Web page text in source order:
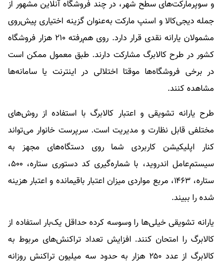
و سوپرمارکت‌های سطح شهر، در چند فروشگاه آنلاین مشهور از
جمله دیجی‌کالا و اسنپ مارکت به‌عنوان گزینه اختیاری پیش‌روی
مشمولان یارانه نقدی قرار دارد. روی هم‌رفته ۲۱۰ هزار فروشگاه
کشور در طرح کالابرگ مشارکت دارند. طبق معمول ممکن است
در برخی فروشگاه‌ها موقتا اختلالی در اینترنت یا سامانه‌ها
مشاهده کنند.
طرح یارانه تشویقی و اعتبار کالابرگ با استفاده از روش‌های
مختلفی قابل نظارت و مدیریت است. سرپرست خانوار می‌تواند
کنار اپلیکیشن کاربردی شما روی دستگاه‌های مجهز به
سیستم‌عامل اندروید، با شماره‌گیری کد دستوری ستاره، ۵۰۰،
ستاره، ۱۴۶۳، مربع مواردی میزان اعتبار باقیمانده و اعتبار هزینه
شده را ببیند.
یارانه تشویقی خیلی‌ها را وسوسه کرده حداقل یک‌بار استفاده از
کالابرگ را امتحان کنند. افزایش تعداد تراکنش‌های مربوط به
کالابرگ از عدد ۲۵۰ هزار به حدود سه میلیون تراکنش روزانه